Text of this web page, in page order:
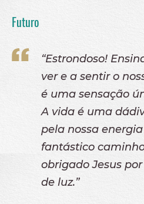
Futuro
“Estrondoso!
ver e a sentir o
é uma sensação
A vida é uma
pela nossa
fantástico
obrigado Jesus
de luz.”